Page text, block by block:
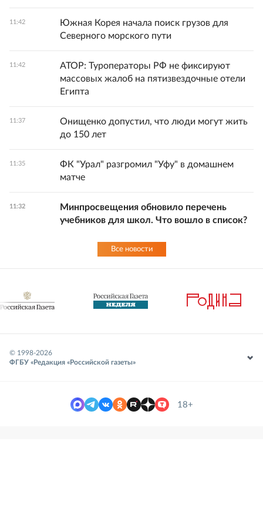
11:42
Южная Корея начала поиск грузов для
Северного морского пути
11:42
АТОР: Туроператоры РФ не фиксируют
массовых жалоб на пятизвездочные отели
Египта
11:37
Онищенко допустил, что люди могут жить
до 150 лет
11:35
ФК "Урал" разгромил "Уфу" в домашнем
матче
11:32
Минпросвещения обновило перечень
учебников для школ. Что вошло в список?
Все новости
© 1998-2026
ФГБУ «Редакция «Российской газеты»
18+